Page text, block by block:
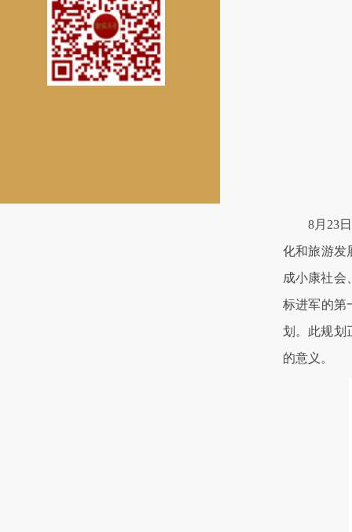
8月23日
化和旅游发
成小康社会
标进军的第
划。此规划
的意义。